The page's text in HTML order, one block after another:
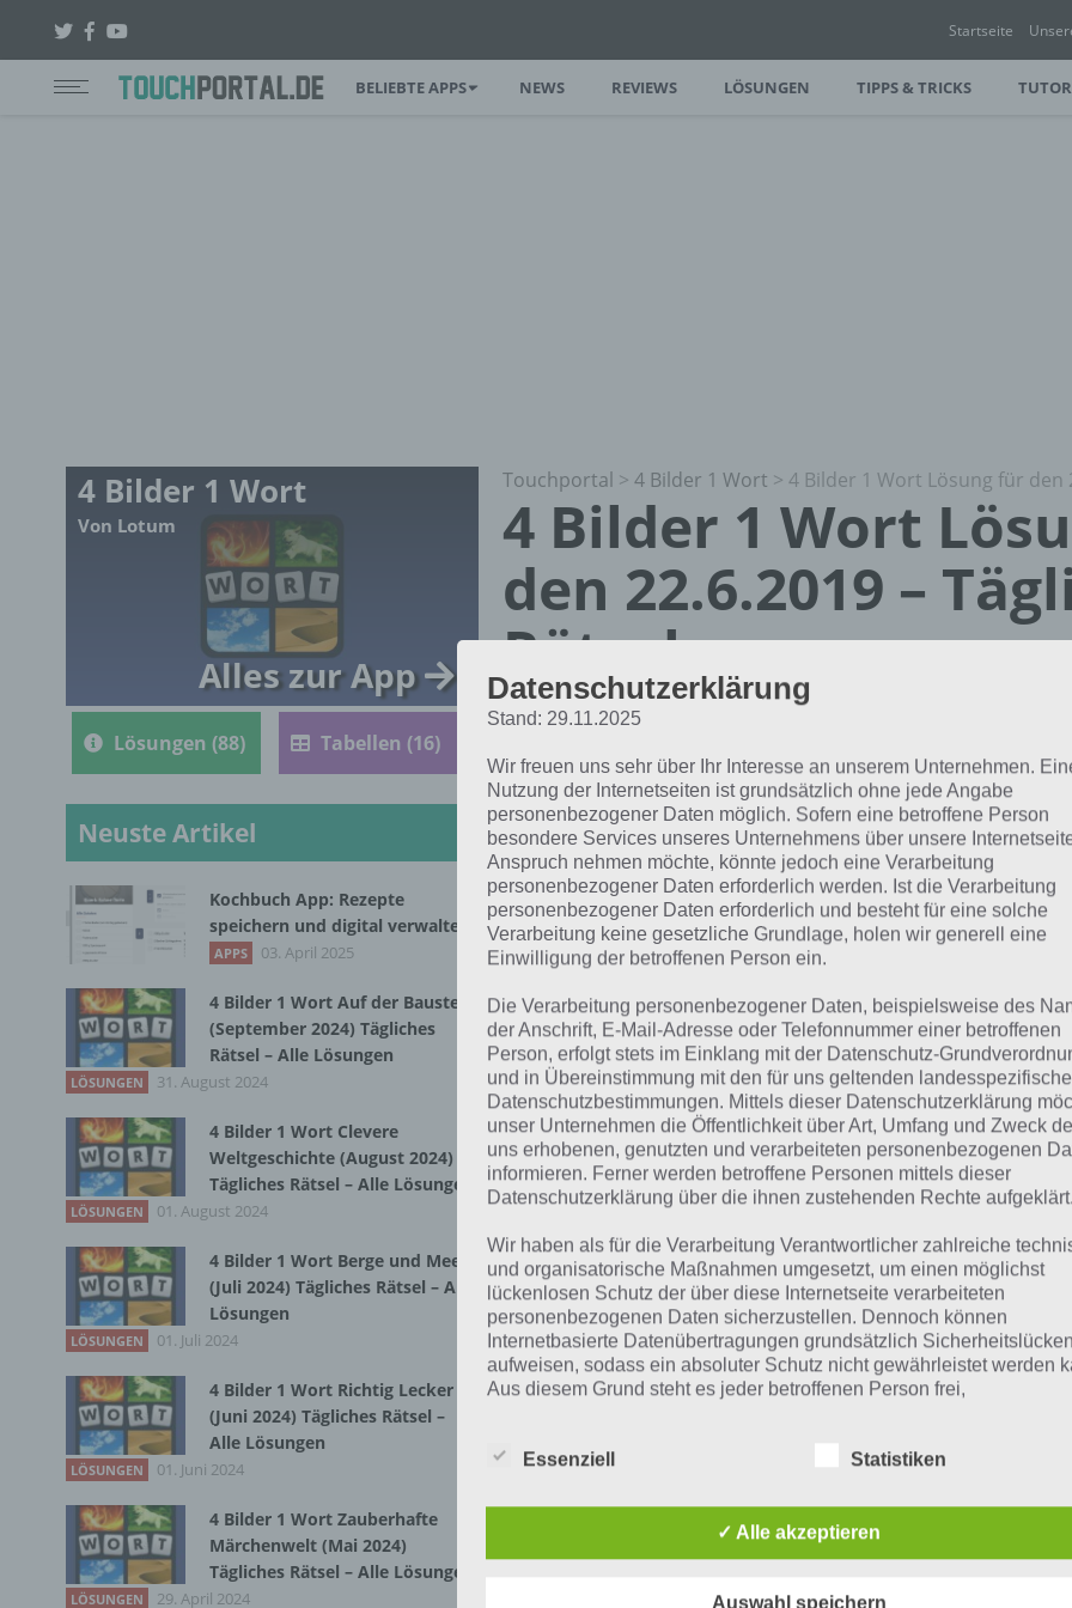
Startseite
BELIEBTE APPS NEWS REVIEWS LÖSUNGEN TIPPS & TRICKS
Touchportal > 4 Bilder 1 Wort > 4 Bilder 1 Wort Lösung für den
4 Bilder 1 Wort
den 22.6.2019 –
Rätsel
Paul Stelzer
App Empfehlung: IQ Test App
Mit zahlreichen Aufgaben zum Knobeln und Üben
JETZT KOSTENLOS HERUNTERLADEN
Die Lösung für das tägliche Rätsel vom 22.6.2019 zu
1 Wort. Wenn du dort aktuell feststeckst, hier die Lösung für
BUTTER
Du suchst eine andere Lösung?
Tägliches BONUS Rätsel:Zur Lösung vom 22.6.2019
Rätsel aus dem Jahr 2018:Schau mal, was vor einem Jahr,
Zur Übersicht:4 Bilder 1 Wort Lösungen zu Namibia im Juni
4 Bilder 1 Wort
Von Lotum
Alles zur App
Lösungen (88) Tabellen (16)
Neuste Artikel
Kochbuch App: Rezepte
speichern und digital verwalten
APPS 03. April 2025
4 Bilder 1 Wort Auf der Baustelle
(September 2024) Tägliches
Rätsel – Alle Lösungen
LÖSUNGEN 31. August 2024
4 Bilder 1 Wort Clevere
Weltgeschichte (August 2024)
Tägliches Rätsel – Alle Lösungen
LÖSUNGEN 01. August 2024
4 Bilder 1 Wort Berge und Meer
(Juli 2024) Tägliches Rätsel – Alle
Lösungen
LÖSUNGEN 01. Juli 2024
4 Bilder 1 Wort Richtig Lecker
(Juni 2024) Tägliches Rätsel –
Alle Lösungen
LÖSUNGEN 01. Juni 2024
4 Bilder 1 Wort Zauberhafte
Märchenwelt (Mai 2024)
Tägliches Rätsel – Alle Lösungen
LÖSUNGEN 29. April 2024
Datenschutzerklärung
Stand: 29.11.2025
Wir freuen uns sehr über Ihr Interesse an unserem Unternehmen.
Nutzung der Internetseiten ist grundsätzlich ohne jede Angabe
personenbezogener Daten möglich. Sofern eine betroffene Person
besondere Services unseres Unternehmens über unsere
Anspruch nehmen möchte, könnte jedoch eine Verarbeitung
personenbezogener Daten erforderlich werden. Ist die Verarbeitung
personenbezogener Daten erforderlich und besteht für eine solche
Verarbeitung keine gesetzliche Grundlage, holen wir generell eine
Einwilligung der betroffenen Person ein.
Die Verarbeitung personenbezogener Daten, beispielsweise des
der Anschrift, E-Mail-Adresse oder Telefonnummer einer betroffenen
Person, erfolgt stets im Einklang mit der Datenschutz-
und in Übereinstimmung mit den für uns geltenden
Datenschutzbestimmungen. Mittels dieser Datenschutzerklärung
unser Unternehmen die Öffentlichkeit über Art, Umfang und Zweck
uns erhobenen, genutzten und verarbeiteten personenbezogenen
informieren. Ferner werden betroffene Personen mittels dieser
Datenschutzerklärung über die ihnen zustehenden Rechte aufgeklärt.
Wir haben als für die Verarbeitung Verantwortlicher zahlreiche
und organisatorische Maßnahmen umgesetzt, um einen möglichst
lückenlosen Schutz der über diese Internetseite verarbeiteten
personenbezogenen Daten sicherzustellen. Dennoch können
Internetbasierte Datenübertragungen grundsätzlich Sicherheitslücken
aufweisen, sodass ein absoluter Schutz nicht gewährleistet werden
Aus diesem Grund steht es jeder betroffenen Person frei,
Europäischen Richtlinien- und Verordnungsgeber beim Erlass der
Essenziell Statistiken
✓ Alle akzeptieren
Auswahl speichern